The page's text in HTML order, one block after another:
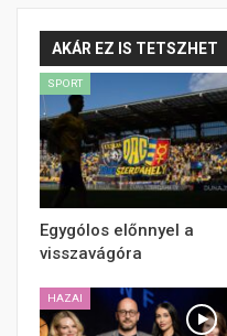
AKÁR EZ IS TETSZHET
SPORT
Egygólos előnnyel a
visszavágóra
HAZAI